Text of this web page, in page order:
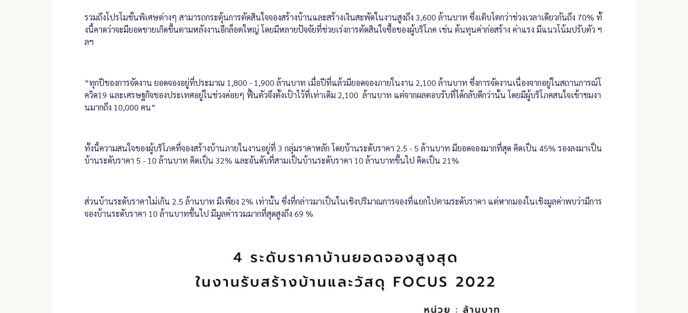
รวมถึงโปรโมชั่นพิเศษต่างๆ สามารถกระตุ้นการตัดสินใจจองสร้างบ้านและสร้างเงินสะพัดในงานสูงถึง 3,600 ล้านบาท ซึ่งเติบโตกว่าช่วงเวลาเดียวกันถึง 70% ทั้
งนี้คาดว่าจะมียอดขายเกิดขึ้นตามหลังงานอีกล็อตใหญ่ โดยมีหลายปัจจัยที่ช่วยเร่งการตัดสินใจซื้อของผู้บริโภค เช่น ต้นทุนค่าก่อสร้าง ค่าแรง มีแนวโน้มปรับตัว ฯ
ลฯ
“ทุกปีของการจัดงาน ยอดจองอยู่ที่ประมาณ 1,800 - 1,900 ล้านบาท เมื่อปีที่แล้วมียอดจองภายในงาน 2,100 ล้านบาท ซึ่งการจัดงานเนื่องจากอยู่ในสถานการณ์โ
ควิด19 และเศรษฐกิจของประเทศอยู่ในช่วงค่อยๆ ฟื้นตัวจึงตั้งเป้าไว้ที่เท่าเดิม 2,100 ล้านบาท แต่จากผลตอบรับที่ได้กลับดีกว่านั้น โดยมีผู้บริโภคสนใจเข้าชมงา
นมากถึง 10,000 คน”
ทั้งนี้ความสนใจของผู้บริโภคที่จองสร้างบ้านภายในงานอยู่ที่ 3 กลุ่มราคาหลัก โดยบ้านระดับราคา 2.5 - 5 ล้านบาท มียอดจองมากที่สุด คิดเป็น 45% รองลงมาเป็น
บ้านระดับราคา 5 - 10 ล้านบาท คิดเป็น 32% และอันดับที่สามเป็นบ้านระดับราคา 10 ล้านบาทขึ้นไป คิดเป็น 21%
ส่วนบ้านระดับราคาไม่เกิน 2.5 ล้านบาท มีเพียง 2% เท่านั้น ซึ่งที่กล่าวมาเป็นในเชิงปริมาณการจองที่แยกไปตามระดับราคา แต่หากมองในเชิงมูลค่าพบว่ามีการ
จองบ้านระดับราคา 10 ล้านบาทขึ้นไป มีมูลค่ารวมมากที่สุดสูงถึง 69 %